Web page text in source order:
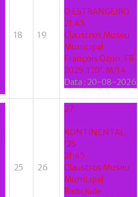
18 19
O ESTRANGEIRO
21:45
Claustros Museu
Municipal
François Ozon. FR:
2025. 120’. M/14
Data : 20-08-2026
25 26
27
KONTINENTAL
'25
21:45
Claustros Museu
Municipal
Radu Jude.